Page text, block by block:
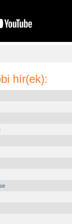
hír(ek):